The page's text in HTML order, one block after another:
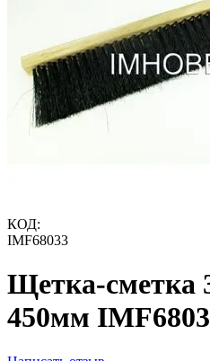
КОД:
IMF68033
Щетка-сметка
450мм